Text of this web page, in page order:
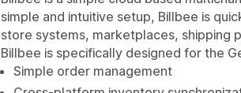
simple and intuitive setup, Billbee is
store systems, marketplaces, shipping
Billbee is specifically designed for the
Simple order management